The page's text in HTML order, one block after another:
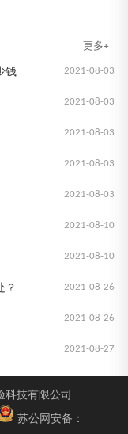
更多+
2021-08-03
钱
2021-08-03
2021-08-03
2021-08-03
2021-08-03
2021-08-10
2021-08-10
2021-08-26
？
2021-08-26
2021-08-27
科技有限公司
苏公网安备：